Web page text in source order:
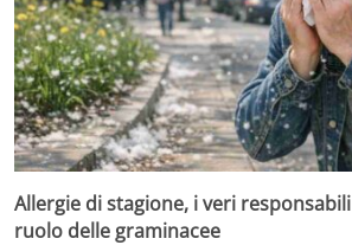
Allergie di stagione, i veri
ruolo delle graminacee